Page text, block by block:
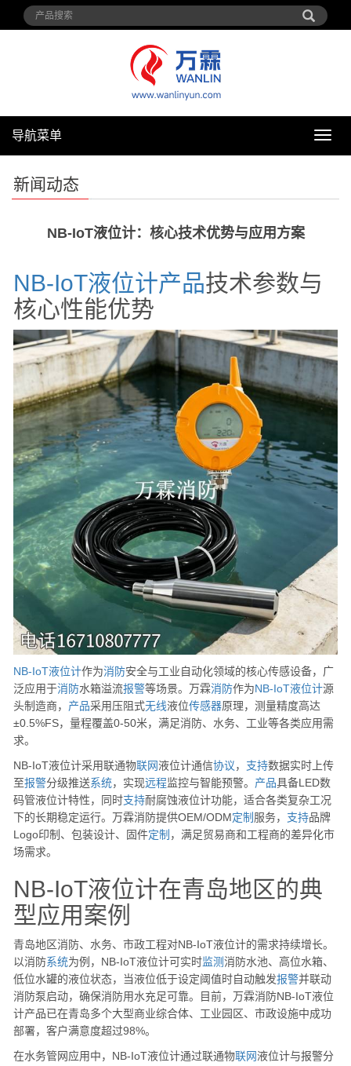
导
导航菜单
新闻动态
NB-IoT液位计：核心技术优势与应用方案
NB-IoT液位计产品技术参数与
核心性能优势
NB-IoT液位计作为消防安全与工业自动化领域的核心传感设备，广
泛应用于消防水箱溢流报警等场景。万霖消防作为NB-IoT液位计源
头制造商， 产品采用压阻式无线液位传感器原理，测量精度高达
±0.5%FS，量程覆盖0-50米，满足消防、水务、工业等各类应用需
求。
NB-IoT液位计采用联通物联网液位计通信协议， 支持数据实时上传
至报警分级推送系统，实现远程监控与智能预警。 产品具备LED数
码管液位计特性，同时支持耐腐蚀液位计功能，适合各类复杂工况
下的长期稳定运行。万霖消防提供OEM/ODM定制 服务， 支持品牌
Logo印制、包装设计、固件定制 ，满足贸易商和工程商的差异化市
场需求。
NB-IoT液位计在青岛地区的典
型应用案例
青岛地区消防、水务、市政工程对NB-IoT液位计的需求持续增长。
以消防系统为例，NB-IoT液位计可实时监测消防水池、高位水箱、
低位水罐的液位状态，当液位低于设定阈值时自动触发报警并联动
消防泵启动，确保消防用水充足可靠。目前，万霖消防NB-IoT液位
计产品已在青岛多个大型商业综合体、工业园区、市政设施中成功
部署，客户满意度超过98%。
在水务管网应用中，NB-IoT液位计通过联通物联网液位计与报警分